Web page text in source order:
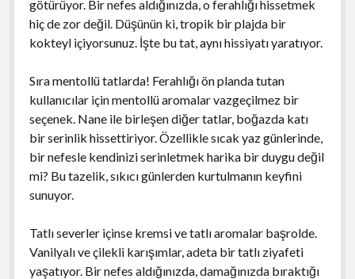
götürüyor. Bir nefes aldığınızda, o ferahlığı hissetmek
hiç de zor değil. Düşünün ki, tropik bir plajda bir
kokteyl içiyorsunuz. İşte bu tat, aynı hissiyatı yaratıyor.
Sıra mentollü tatlarda! Ferahlığı ön planda tutan
kullanıcılar için mentollü aromalar vazgeçilmez bir
seçenek. Nane ile birleşen diğer tatlar, boğazda katı
bir serinlik hissettiriyor. Özellikle sıcak yaz günlerinde,
bir nefesle kendinizi serinletmek harika bir duygu değil
mi? Bu tazelik, sıkıcı günlerden kurtulmanın keyfini
sunuyor.
Tatlı severler içinse kremsi ve tatlı aromalar başrolde.
Vanilyalı ve çilekli karışımlar, adeta bir tatlı ziyafeti
yaşatıyor. Bir nefes aldığınızda, damağınızda bıraktığı